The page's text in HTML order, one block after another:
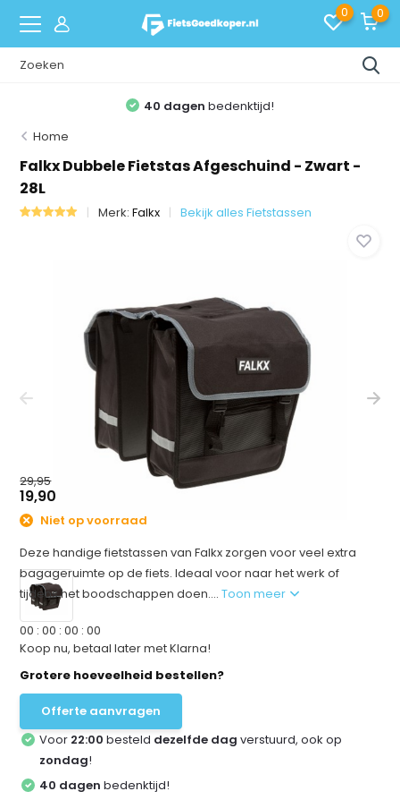
0 0
40 dagen bedenktijd!
Home
Falkx Dubbele Fietstas Afgeschuind - Zwart -
28L
Merk:Falkx Bekijk alles Fietstassen
29,95
19,90
Niet op voorraad
Deze handige fietstassen van Falkx zorgen voor veel extra
bagageruimte op de fiets. Ideaal voor naar het werk of
tijdens het boodschappen doen....Toon meer
00 :00 :00 :00
Koop nu, betaal later met Klarna!
Grotere hoeveelheid bestellen?
Offerte aanvragen
Voor 22:00 besteld dezelfde dag verstuurd, ook op
zondag!
40 dagen bedenktijd!